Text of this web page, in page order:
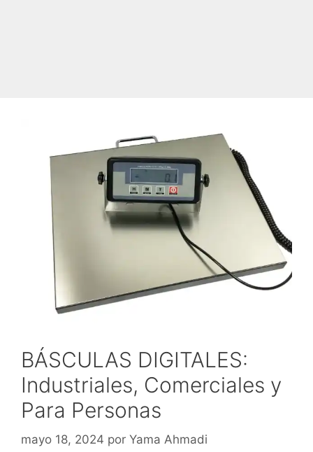
BÁSCULAS DIGITALES:
Industriales, Comerciales y
Para Personas
mayo 18, 2024 por Yama Ahmadi